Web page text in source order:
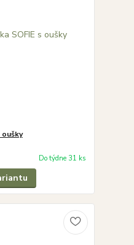
oušky
Do týdne 31 ks